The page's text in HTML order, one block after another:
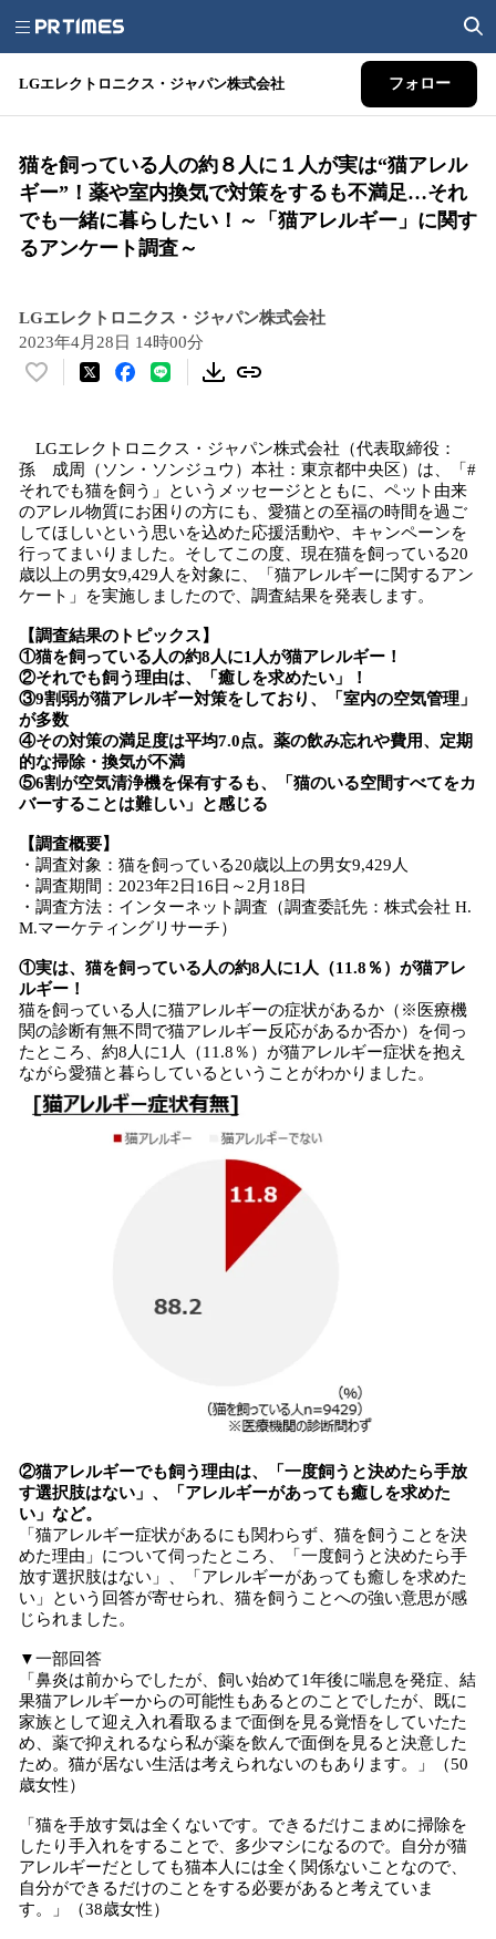
LGエレクトロニクス・ジャパン株式会社 フォロー
猫を飼っている人の約８人に１人が実は“猫アレル
ギー”！薬や室内換気で対策をするも不満足…それ
でも一緒に暮らしたい！～「猫アレルギー」に関す
るアンケート調査～
LGエレクトロニクス・ジャパン株式会社
2023年4月28日 14時00分
い
！
数
を
読
み
込
み
で
す
LGエレクトロニクス・ジャパン株式会社（代表取締役：
孫 成周（ソン・ソンジュウ）本社：東京都中央区）は、「#
それでも猫を飼う」というメッセージとともに、ペット由来
のアレル物質にお困りの方にも、愛猫との至福の時間を過ご
してほしいという思いを込めた応援活動や、キャンペーンを
行ってまいりました。そしてこの度、現在猫を飼っている20
歳以上の男女9,429人を対象に、「猫アレルギーに関するアン
ケート」を実施しましたので、調査結果を発表します。
【調査結果のトピックス】
①猫を飼っている人の約8人に1人が猫アレルギー！
②それでも飼う理由は、「癒しを求めたい」！
③9割弱が猫アレルギー対策をしており、「室内の空気管理」
が多数
④その対策の満足度は平均7.0点。薬の飲み忘れや費用、定期
的な掃除・換気が不満
⑤6割が空気清浄機を保有するも、「猫のいる空間すべてをカ
バーすることは難しい」と感じる
【調査概要】
・調査対象：猫を飼っている20歳以上の男女9,429人
・調査期間：2023年2日16日～2月18日
・調査方法：インターネット調査（調査委託先：株式会社 H.
M.マーケティングリサーチ）
①実は、猫を飼っている人の約8人に1人（11.8％）が猫アレ
ルギー！
猫を飼っている人に猫アレルギーの症状があるか（※医療機
関の診断有無不問で猫アレルギー反応があるか否か）を伺っ
たところ、約8人に1人（11.8％）が猫アレルギー症状を抱え
ながら愛猫と暮らしているということがわかりました。
②猫アレルギーでも飼う理由は、「一度飼うと決めたら手放
す選択肢はない」、「アレルギーがあっても癒しを求めた
い」など。
「猫アレルギー症状があるにも関わらず、猫を飼うことを決
めた理由」について伺ったところ、「一度飼うと決めたら手
放す選択肢はない」、「アレルギーがあっても癒しを求めた
い」という回答が寄せられ、猫を飼うことへの強い意思が感
じられました。
▼一部回答
「鼻炎は前からでしたが、飼い始めて1年後に喘息を発症、結
果猫アレルギーからの可能性もあるとのことでしたが、既に
家族として迎え入れ看取るまで面倒を見る覚悟をしていたた
め、薬で抑えれるなら私が薬を飲んで面倒を見ると決意した
ため。猫が居ない生活は考えられないのもあります。」（50
歳女性）
「猫を手放す気は全くないです。できるだけこまめに掃除を
したり手入れをすることで、多少マシになるので。自分が猫
アレルギーだとしても猫本人には全く関係ないことなので、
自分ができるだけのことをする必要があると考えていま
す。」（38歳女性）